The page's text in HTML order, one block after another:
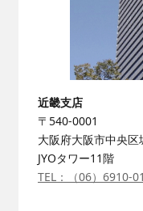
近畿支店
〒540-0001
大阪府大阪市中央
JYOタワー11階
TEL：（06）6910-